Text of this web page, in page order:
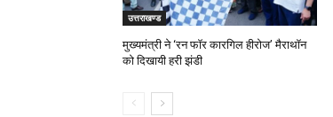
उत्तराखण्ड
मुख्यमंत्री ने ‘रन फॉर कारगिल हीरोज’ मैराथॉन
को दिखायी हरी झंडी